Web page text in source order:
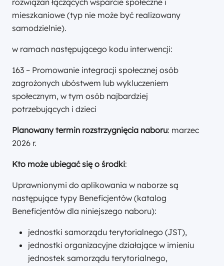
rozwiązań łączących wsparcie społeczne i
mieszkaniowe (typ nie może być realizowany
samodzielnie).
w ramach następującego kodu interwencji:
163 – Promowanie integracji społecznej osób
zagrożonych ubóstwem lub wykluczeniem
społecznym, w tym osób najbardziej
potrzebujących i dzieci
Planowany termin rozstrzygnięcia naboru: marzec
2026 r.
Kto może ubiegać się o środki:
Uprawnionymi do aplikowania w naborze są
następujące typy Beneficjentów (katalog
Beneficjentów dla niniejszego naboru):
jednostki samorządu terytorialnego (JST),
jednostki organizacyjne działające w imieniu
jednostek samorządu terytorialnego,